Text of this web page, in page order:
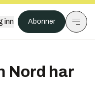
inn Abonner
Nord har